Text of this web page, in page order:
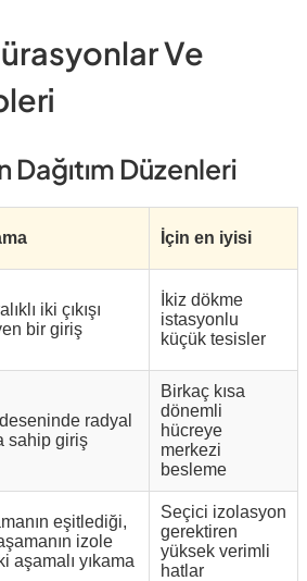
Ve
Dağıtım Düzenleri
İçin en iyisi
iki çıkışı
bir giriş
İkiz dökme
istasyonlu
küçük tesisler
deseninde radyal
sahip giriş
Birkaç kısa
dönemli
hücreye
merkezi
besleme
eşitlediği,
izole
aşamalı yıkama
Seçici izolasyon
gerektiren
yüksek verimli
hatlar